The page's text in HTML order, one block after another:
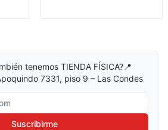
tenemos TIENDA FÍSICA?📍
7331, piso 9 – Las Condes
Suscribirme